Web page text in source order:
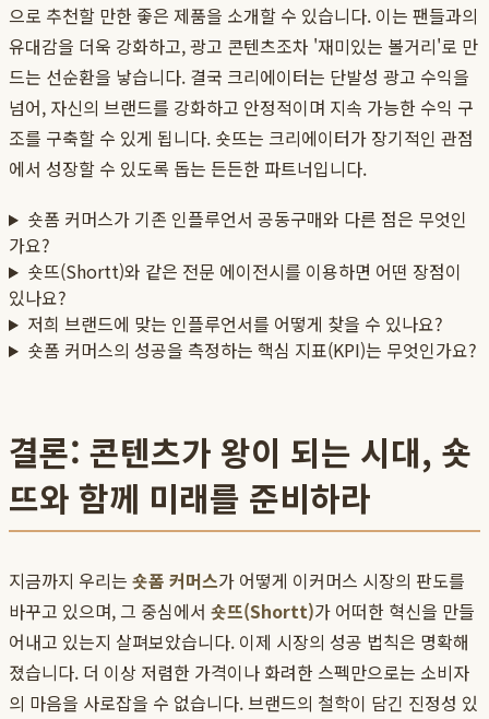
으로 추천할 만한 좋은 제품을 소개할 수 있습니다. 이는 팬들과의
유대감을 더욱 강화하고, 광고 콘텐츠조차 '재미있는 볼거리'로 만
드는 선순환을 낳습니다. 결국 크리에이터는 단발성 광고 수익을
넘어, 자신의 브랜드를 강화하고 안정적이며 지속 가능한 수익 구
조를 구축할 수 있게 됩니다. 숏뜨는 크리에이터가 장기적인 관점
에서 성장할 수 있도록 돕는 든든한 파트너입니다.
숏폼 커머스가 기존 인플루언서 공동구매와 다른 점은 무엇인
가요?
숏뜨(Shortt)와 같은 전문 에이전시를 이용하면 어떤 장점이
있나요?
저희 브랜드에 맞는 인플루언서를 어떻게 찾을 수 있나요?
숏폼 커머스의 성공을 측정하는 핵심 지표(KPI)는 무엇인가요?
결론: 콘텐츠가 왕이 되는 시대, 숏
뜨와 함께 미래를 준비하라
지금까지 우리는 숏폼 커머스가 어떻게 이커머스 시장의 판도를
바꾸고 있으며, 그 중심에서 숏뜨(Shortt)가 어떠한 혁신을 만들
어내고 있는지 살펴보았습니다. 이제 시장의 성공 법칙은 명확해
졌습니다. 더 이상 저렴한 가격이나 화려한 스펙만으로는 소비자
의 마음을 사로잡을 수 없습니다. 브랜드의 철학이 담긴 진정성 있